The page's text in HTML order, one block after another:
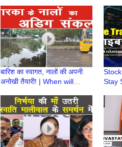
बारिश का स्वागत, नालों की अपनी
अनोखी तैयारी! | When will
Waterlogging
Stay